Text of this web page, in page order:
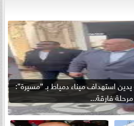
استهداف ميناء دمياط بـ ”مسيرة”:
مرحلة فارقة...